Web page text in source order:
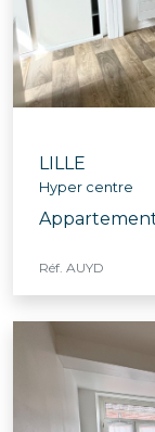
LILLE
Hyper centre
Réf. AUYD